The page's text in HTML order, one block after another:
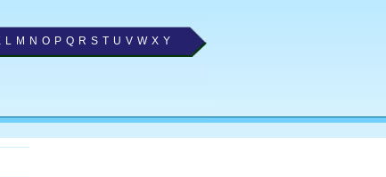
L M N O P Q R S T U V W X Y